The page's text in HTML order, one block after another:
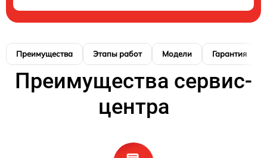
Преимущества Этапы работ Модели Гарантия
Преимущества сервис-
центра